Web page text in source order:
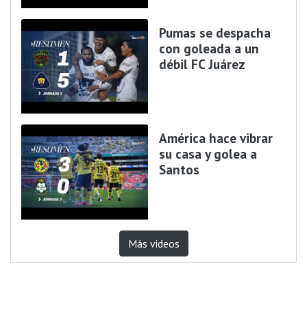
Pumas se despacha
con goleada a un
débil FC Juárez
América hace vibrar
su casa y golea a
Santos
Más videos